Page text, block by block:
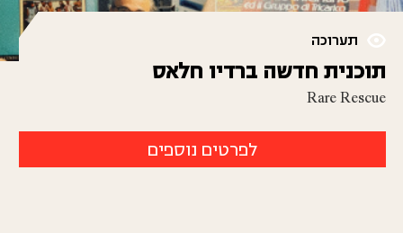
תערוכה
תוכנית חדשה ברדיו חלאס
Rare Rescue
לפרטים נוספים